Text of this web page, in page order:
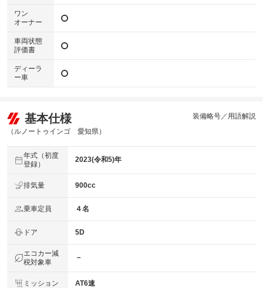
ワン
オーナー
車両状態
評価書
ディーラ
ー車
基本仕様
（ルノートゥインゴ 愛知県）
装備略号／用語解説
年式（初度
登録）
2023(令和5)年
排気量 900cc
乗車定員 ４名
ドア 5D
エコカー減
税対象車
－
ミッション AT6速